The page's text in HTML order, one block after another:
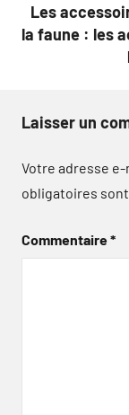
Les
la faune : les
Laisser un
Votre adresse e-
obligatoires
Commentaire*